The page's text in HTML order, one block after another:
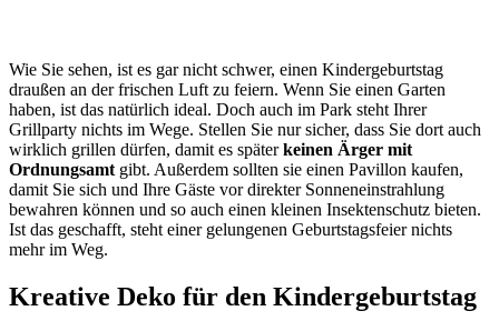
Wie Sie sehen, ist es gar nicht schwer, einen Kindergeburtstag
draußen an der frischen Luft zu feiern. Wenn Sie einen Garten
haben, ist das natürlich ideal. Doch auch im Park steht Ihrer
Grillparty nichts im Wege. Stellen Sie nur sicher, dass Sie dort auch
wirklich grillen dürfen, damit es späterkeinen Ärger mit
Ordnungsamt gibt. Außerdem sollten sie einen Pavillon kaufen,
damit Sie sich und Ihre Gäste vor direkter Sonneneinstrahlung
bewahren können und so auch einen kleinen Insektenschutz bieten.
Ist das geschafft, steht einer gelungenen Geburtstagsfeier nichts
mehr im Weg.
Kreative Deko für den Kindergeburtstag